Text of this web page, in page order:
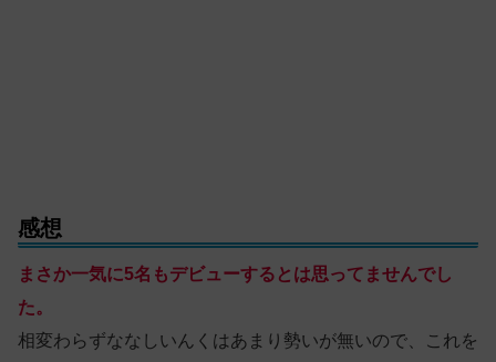
感想
まさか一気に5名もデビューするとは思ってませんでし
た。
相変わらずななしいんくはあまり勢いが無いので、これを